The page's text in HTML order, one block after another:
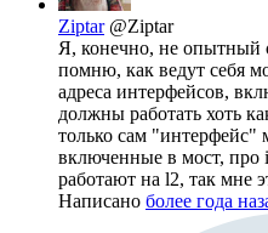
Ziptar @Ziptar
Я, конечно, не опытный
помню, как ведут себя
адреса интерфейсов,
должны работать хоть
только сам "интерфейс"
включенные в мост, про
работают на l2, так мне
Написано более года